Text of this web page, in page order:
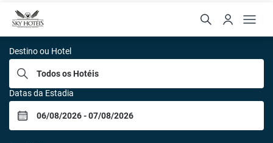
Rede Sky
Destino ou Hotel
Datas da Estadia